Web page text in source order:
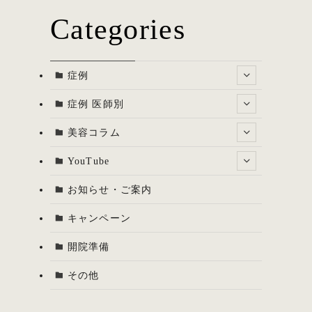
Categories
症例
症例 医師別
美容コラム
YouTube
お知らせ・ご案内
キャンペーン
開院準備
その他